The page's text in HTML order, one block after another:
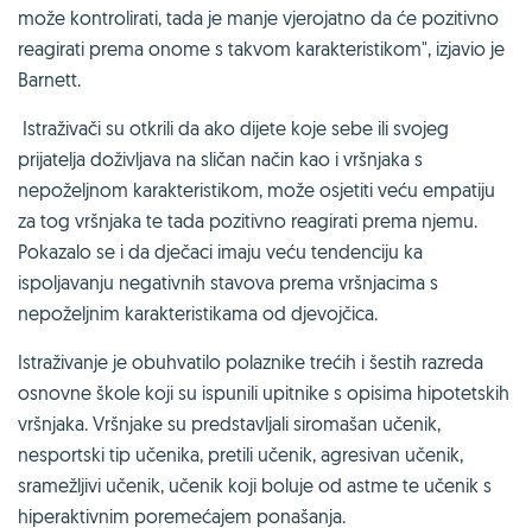
može kontrolirati, tada je manje vjerojatno da će pozitivno
reagirati prema onome s takvom karakteristikom", izjavio je
Barnett.
Istraživači su otkrili da ako dijete koje sebe ili svojeg
prijatelja doživljava na sličan način kao i vršnjaka s
nepoželjnom karakteristikom, može osjetiti veću empatiju
za tog vršnjaka te tada pozitivno reagirati prema njemu.
Pokazalo se i da dječaci imaju veću tendenciju ka
ispoljavanju negativnih stavova prema vršnjacima s
nepoželjnim karakteristikama od djevojčica.
Istraživanje je obuhvatilo polaznike trećih i šestih razreda
osnovne škole koji su ispunili upitnike s opisima hipotetskih
vršnjaka. Vršnjake su predstavljali siromašan učenik,
nesportski tip učenika, pretili učenik, agresivan učenik,
sramežljivi učenik, učenik koji boluje od astme te učenik s
hiperaktivnim poremećajem ponašanja.